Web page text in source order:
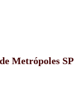
Metrópoles SP